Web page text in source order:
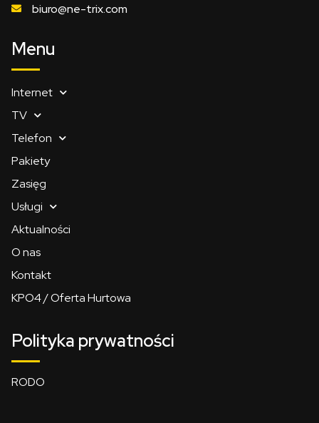
biuro@ne-trix.com
Menu
Internet
TV
Telefon
Pakiety
Zasięg
Usługi
Aktualności
O nas
Kontakt
KPO4 / Oferta Hurtowa
Polityka prywatności
RODO